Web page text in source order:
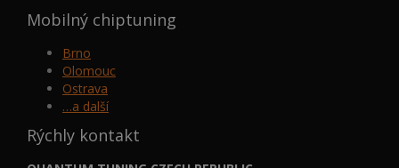
Mobilný chiptuning
Brno
Olomouc
Ostrava
…a další
Rýchly kontakt